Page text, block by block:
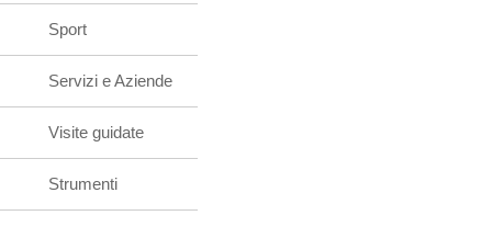
Sport
Servizi e Aziende
Visite guidate
Strumenti